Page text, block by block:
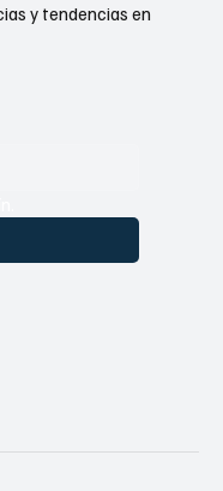
y tendencias en